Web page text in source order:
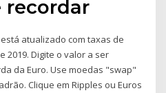
recordar
atualizado com taxas de
2019. Digite o valor a ser
da Euro. Use moedas "swap"
Clique em Ripples ou Euros